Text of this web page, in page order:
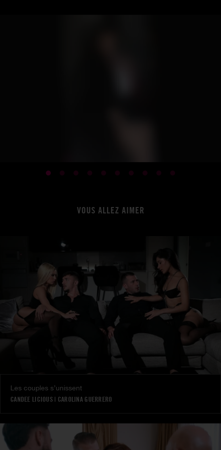
VOUS ALLEZ AIMER
Les couples s’unissent
CANDEE LICIOUS| CAROLINA GUERRERO